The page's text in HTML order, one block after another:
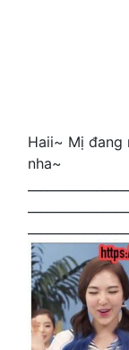
Haii~ Mị đang
nha~